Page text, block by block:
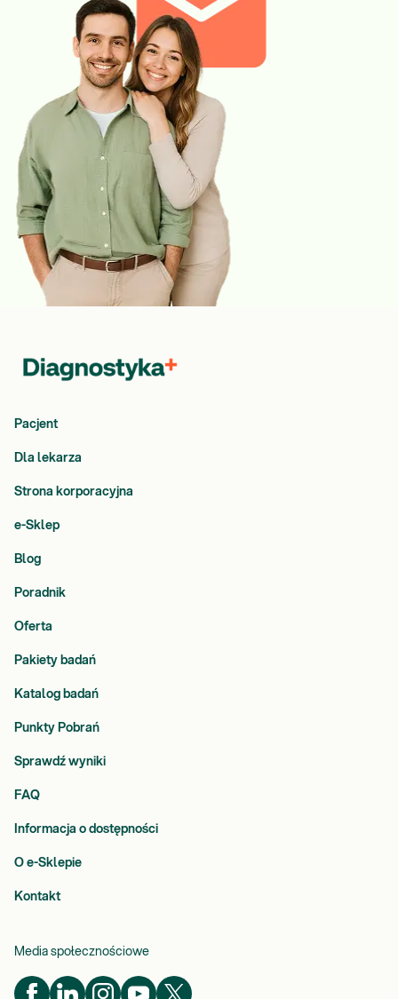
Pacjent
Dla lekarza
Strona korporacyjna
e-Sklep
Blog
Poradnik
Oferta
Pakiety badań
Katalog badań
Punkty Pobrań
Sprawdź wyniki
FAQ
Informacja o dostępności
O e-Sklepie
Kontakt
Media społecznościowe